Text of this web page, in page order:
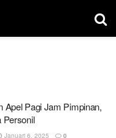
Apel Pagi Jam Pimpinan,
Personil
Januari 6, 2025 0